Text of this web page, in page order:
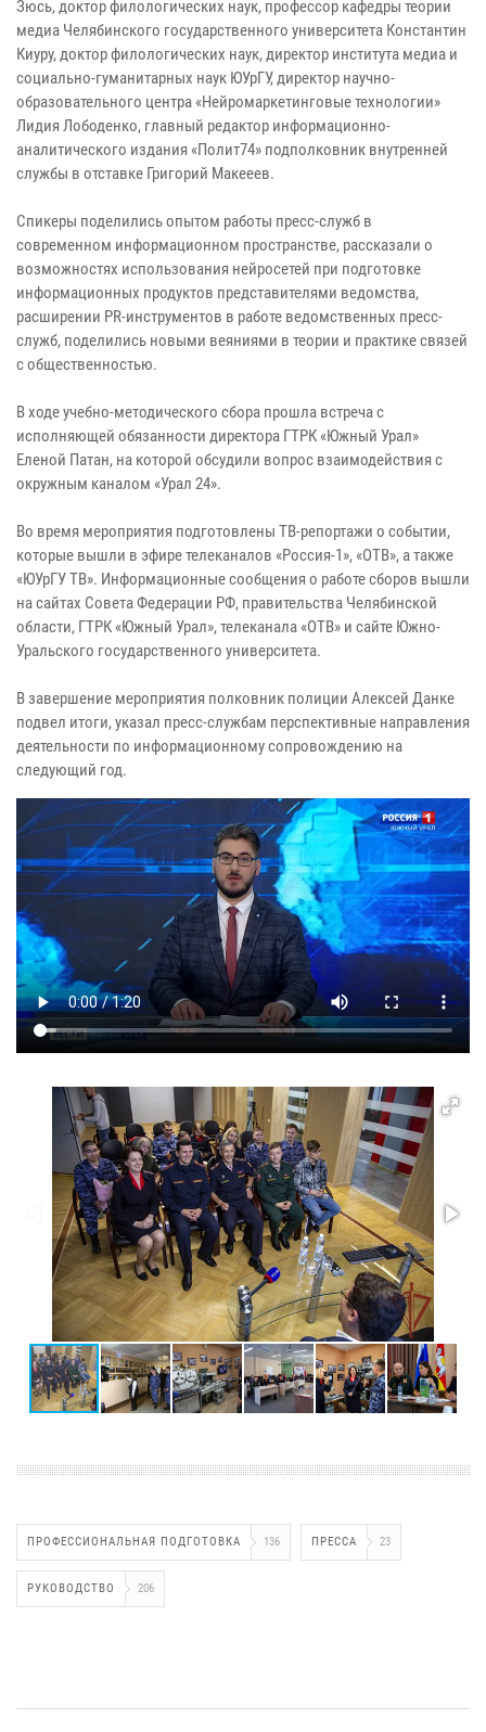
Зюсь, доктор филологических наук, профессор кафедры теории
медиа Челябинского государственного университета Константин
Киуру, доктор филологических наук, директор института медиа и
социально-гуманитарных наук ЮУрГУ, директор научно-
образовательного центра «Нейромаркетинговые технологии»
Лидия Лободенко, главный редактор информационно-
аналитического издания «Полит74» подполковник внутренней
службы в отставке Григорий Макееев.
Спикеры поделились опытом работы пресс-служб в
современном информационном пространстве, рассказали о
возможностях использования нейросетей при подготовке
информационных продуктов представителями ведомства,
расширении PR-инструментов в работе ведомственных пресс-
служб, поделились новыми веяниями в теории и практике связей
с общественностью.
В ходе учебно-методического сбора прошла встреча с
исполняющей обязанности директора ГТРК «Южный Урал»
Еленой Патан, на которой обсудили вопрос взаимодействия с
окружным каналом «Урал 24».
Во время мероприятия подготовлены ТВ-репортажи о событии,
которые вышли в эфире телеканалов «Россия-1», «ОТВ», а также
«ЮУрГУ ТВ». Информационные сообщения о работе сборов вышли
на сайтах Совета Федерации РФ, правительства Челябинской
области, ГТРК «Южный Урал», телеканала «ОТВ» и сайте Южно-
Уральского государственного университета.
В завершение мероприятия полковник полиции Алексей Данке
подвел итоги, указал пресс-службам перспективные направления
деятельности по информационному сопровождению на
следующий год.
ПРОФЕССИОНАЛЬНАЯ ПОДГОТОВКА 136 ПРЕССА 23
РУКОВОДСТВО 206